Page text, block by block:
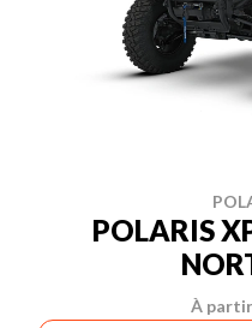
POLARIS
À